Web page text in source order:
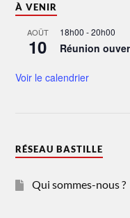
À VENIR
AOÛT
10
18h00 -20h00
Réunion
Voir le calendrier
RÉSEAU BASTILLE
Qui sommes-nous ?